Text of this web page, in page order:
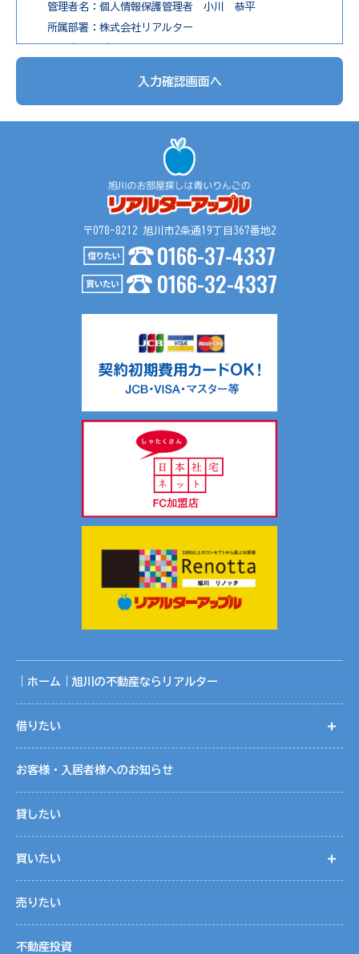
管理者名：個人情報保護管理者 小川 恭平
所属部署：株式会社リアルター
３．個人情報の利用目的
4. お問合せやご質問の受付と回答
5. お客様にとって有用と思われる情報の提供
6. サービス内容の分析、向上
４．個人情報の第三者提供
お問い合わせ内容が不動産の賃貸仲介・売買仲介の場合、以
不動産の賃貸仲介・売買仲介のため
（２）提供する個人情報の項目
氏名、生年月日、住所、電話番号、Ｅメールアドレス等
入居申込書等、契約書面に記載の上、提供します。
（４）提供を受ける者の組織の種類、属性
不動産の賃貸仲介・売買仲介における相手方
共同利用について当社では、お客様により有益な情報提供を
するためにリアルターグループとして総合的にお客様情報を
共同利用し、サポートしております。
共同利用する情報は、氏名、連絡先、物件情報、物件入居状
共同利用する範囲は、当社ホームページ記載の関連会社の範
囲です。
情報保護管理者が行っております。
ては、個人情報を預けることがあります。この場合、個人情
約等において個人情報の適正管理・機密保持などによりお客
を実施させます。
６．個人情報の開示等の請求
お客様は、当社に対してご自身の個人情報の開示等（利用目
的の通知、開示、内容の訂正・追加・削除、利用の停止また
入力確認画面へ
〒078-8212 旭川市2条通19丁目367番地2
0166-37-4337
0166-32-4337
｜ホーム｜旭川の不動産ならリアルター
借りたい
お客様・入居者様へのお知らせ
貸したい
買いたい
売りたい
不動産投資